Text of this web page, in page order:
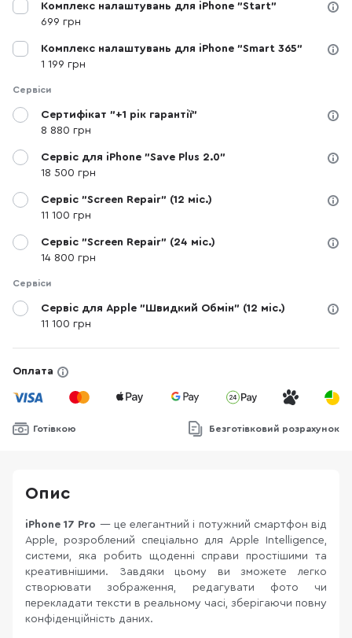
Комплекс налаштувань для iPhone "Start"
699 грн
Комплекс налаштувань для iPhone "Smart 365"
1 199 грн
Сервіси
Сертифікат "+1 рік гарантії"
8 880 грн
Сервіс для iPhone "Save Plus 2.0"
18 500 грн
Сервіс "Screen Repair" (12 міс.)
11 100 грн
Сервіс "Screen Repair" (24 міс.)
14 800 грн
Сервіси
Сервіс для Apple "Швидкий Обмін" (12 міс.)
11 100 грн
Оплата
Готівкою Безготівковий розрахунок
Опис
iPhone 17 Pro — це елегантний і потужний смартфон від
Apple, розроблений спеціально для Apple Intelligence,
системи, яка робить щоденні справи простішими та
креативнішими. Завдяки цьому ви зможете легко
створювати зображення, редагувати фото чи
перекладати тексти в реальному часі, зберігаючи повну
конфіденційність даних.